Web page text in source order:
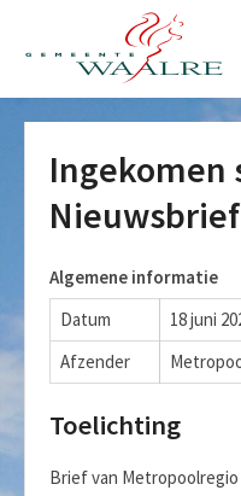
Ingekomen
Algemene informatie
Datum
18 juni
Afzender
Toelichting
Brief van Metropoolregio